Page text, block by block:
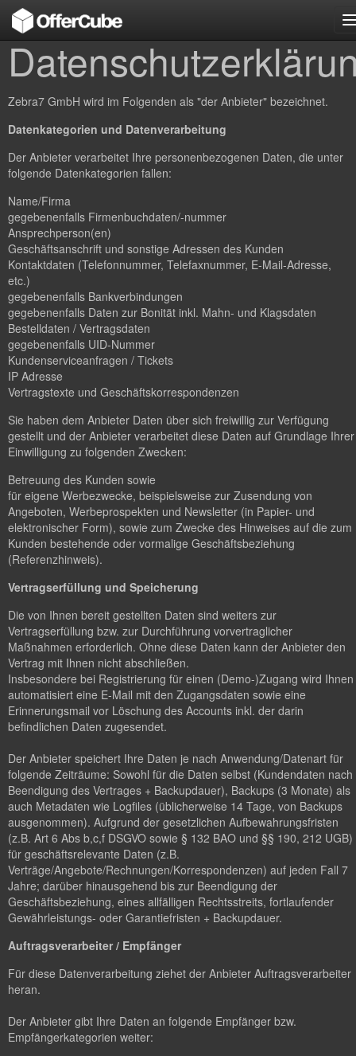
Zebra7 GmbH wird im Folgenden als "der Anbieter" bezeichnet.
Datenkategorien und Datenverarbeitung
Der Anbieter verarbeitet Ihre personenbezogenen Daten, die unter
folgende Datenkategorien fallen:
Name/Firma
gegebenenfalls Firmenbuchdaten/-nummer
Ansprechperson(en)
Geschäftsanschrift und sonstige Adressen des Kunden
Kontaktdaten (Telefonnummer, Telefaxnummer, E-Mail-Adresse,
etc.)
gegebenenfalls Bankverbindungen
gegebenenfalls Daten zur Bonität inkl. Mahn- und Klagsdaten
Bestelldaten / Vertragsdaten
gegebenenfalls UID-Nummer
Kundenserviceanfragen / Tickets
IP Adresse
Vertragstexte und Geschäftskorrespondenzen
Sie haben dem Anbieter Daten über sich freiwillig zur Verfügung
gestellt und der Anbieter verarbeitet diese Daten auf Grundlage Ihrer
Einwilligung zu folgenden Zwecken:
Betreuung des Kunden sowie
für eigene Werbezwecke, beispielsweise zur Zusendung von
Angeboten, Werbeprospekten und Newsletter (in Papier- und
elektronischer Form), sowie zum Zwecke des Hinweises auf die zum
Kunden bestehende oder vormalige Geschäftsbeziehung
(Referenzhinweis).
Vertragserfüllung und Speicherung
Die von Ihnen bereit gestellten Daten sind weiters zur
Vertragserfüllung bzw. zur Durchführung vorvertraglicher
Maßnahmen erforderlich. Ohne diese Daten kann der Anbieter den
Vertrag mit Ihnen nicht abschließen.
Insbesondere bei Registrierung für einen (Demo-)Zugang wird Ihnen
automatisiert eine E-Mail mit den Zugangsdaten sowie eine
Erinnerungsmail vor Löschung des Accounts inkl. der darin
befindlichen Daten zugesendet.
Der Anbieter speichert Ihre Daten je nach Anwendung/Datenart für
folgende Zeiträume: Sowohl für die Daten selbst (Kundendaten nach
Beendigung des Vertrages + Backupdauer), Backups (3 Monate) als
auch Metadaten wie Logfiles (üblicherweise 14 Tage, von Backups
ausgenommen). Aufgrund der gesetzlichen Aufbewahrungsfristen
(z.B. Art 6 Abs b,c,f DSGVO sowie § 132 BAO und §§ 190, 212 UGB)
für geschäftsrelevante Daten (z.B.
Verträge/Angebote/Rechnungen/Korrespondenzen) auf jeden Fall 7
Jahre; darüber hinausgehend bis zur Beendigung der
Geschäftsbeziehung, eines allfälligen Rechtsstreits, fortlaufender
Gewährleistungs- oder Garantiefristen + Backupdauer.
Auftragsverarbeiter / Empfänger
Für diese Datenverarbeitung ziehet der Anbieter Auftragsverarbeiter
heran.
Der Anbieter gibt Ihre Daten an folgende Empfänger bzw.
Empfängerkategorien weiter: